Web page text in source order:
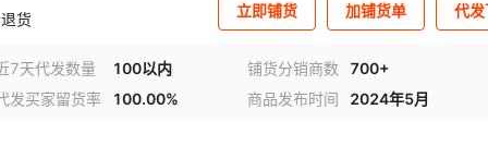
货 立即铺货 加铺货单 代
7天代发数量 100以内 铺货分销商数
700+
发买家留货率
100.00% 商品发布时间 2024年5月